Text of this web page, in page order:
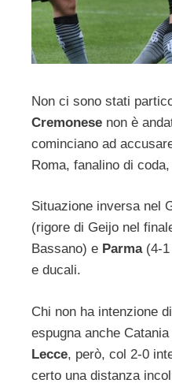
Non ci sono stati
Cremonese non è
cominciano ad
Roma, fanalino di
Situazione inversa nel
(rigore di Geijo nel
Bassano) e Parma(4-1
e ducali.
Chi non ha intenzione
espugna anche
Lecce, però, col 2-0
certo una distanza